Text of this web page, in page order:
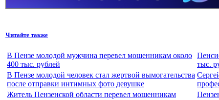
Читайте также
В Пензе молодой мужчина перевел мошенникам около
400 тыс. рублей
тыс.
В Пензе молодой человек стал жертвой вымогательства
после отправки интимных фото девушке
Житель Пензенской области перевел мошенникам